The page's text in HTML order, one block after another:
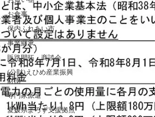
お食事
保内ふれあい市
事業継承
販路開拓・商談会
(公財)えひめ産業振興
財団
専門家派遣
愛媛県よろず支援拠点